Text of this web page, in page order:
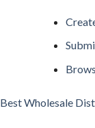
Best Wholesale